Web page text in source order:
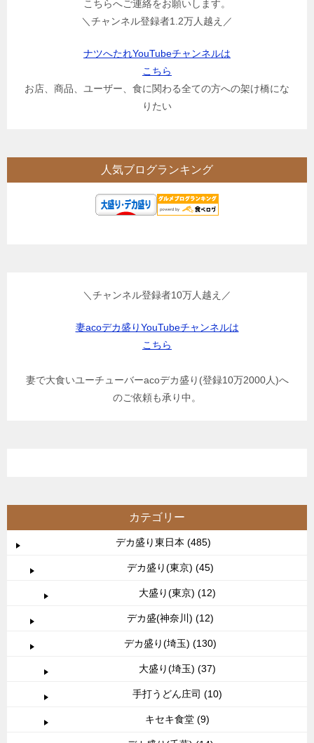
こちらへご連絡をお願いします。
＼チャンネル登録者1.2万人越え／
ナツへたれYouTubeチャンネルは
こちら
お店、商品、ユーザー、食に関わる全ての方への架け橋にな
りたい
人気ブログランキング
＼チャンネル登録者10万人越え／
妻acoデカ盛りYouTubeチャンネルは
こちら
妻で大食いユーチューバーacoデカ盛り(登録10万2000人)へ
のご依頼も承り中。
カテゴリー
デカ盛り東日本 (485)
デカ盛り(東京) (45)
大盛り(東京) (12)
デカ盛(神奈川) (12)
デカ盛り(埼玉) (130)
大盛り(埼玉) (37)
手打うどん庄司 (10)
キセキ食堂 (9)